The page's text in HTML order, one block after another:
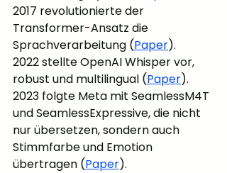
2017 revolutionierte der
Transformer-Ansatz die
Sprachverarbeitung (Paper).
2022 stellte OpenAI Whisper vor,
robust und multilingual (Paper).
2023 folgte Meta mit SeamlessM4T
und SeamlessExpressive, die nicht
nur übersetzen, sondern auch
Stimmfarbe und Emotion
übertragen (Paper).